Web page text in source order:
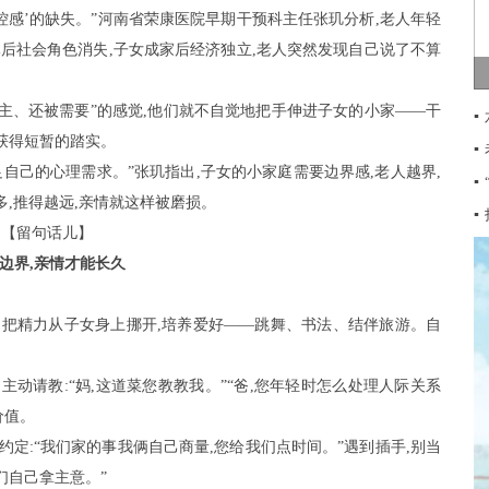
’的缺失。”河南省荣康医院早期干预科主任张玑分析,老人年轻
会角色消失,子女成家后经济独立,老人突然发现自己说了不算
、还被需要”的感觉,他们就不自觉地把手伸进子女的小家——干
短暂的踏实。
己的心理需求。”张玑指出,子女的小家庭需要边界感,老人越界,
推得越远,亲情就这样被磨损。
【留句话儿】
界,亲情才能长久
精力从子女身上挪开,培养爱好——跳舞、书法、结伴旅游。自
动请教:“妈,这道菜您教教我。”“爸,您年轻时怎么处理人际关系
。
定:“我们家的事我俩自己商量,您给我们点时间。”遇到插手,别当
自己拿主意。”
▪
▪
▪
▪